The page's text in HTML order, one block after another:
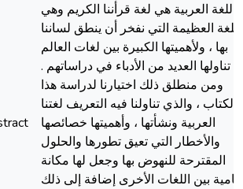
اللغة العربية هي لغة قرأننا الكريم وهي
اللغة العظيمة التي نفخر أن ينطق لساننا
بها ، ولأهميتها الكبيرة بين لغات العالم
تناولها العديد من الأدباء في دراساتهم .
ومن منطلق ذلك اختيارنا لدراسة هذا
الكتاب ، والذي تناولنا فيه التعريف لغتنا
العربية ونشأتها ، وأهميتها خصائصها
والأخطار التي تعيق تطورها والحلول
المقترحة للنهوض بها وجعل لها مكانة
بين اللغات الأخرى إضافة إلى ذلك